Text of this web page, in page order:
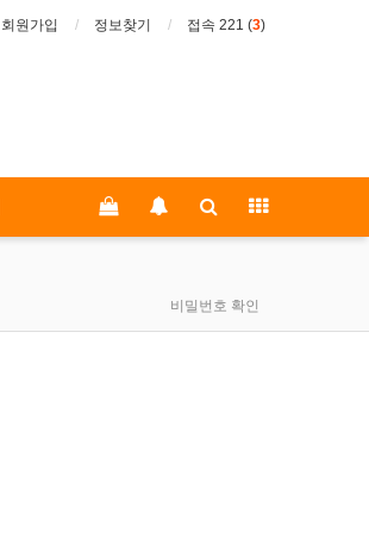
회원가입 정보찾기 접속 221 (3)
비밀번호 확인